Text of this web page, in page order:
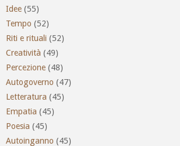
Idee (55)
Tempo (52)
Riti e rituali (52)
Creatività (49)
Percezione (48)
Autogoverno (47)
Letteratura (45)
Empatia (45)
Poesia (45)
Autoinganno (45)